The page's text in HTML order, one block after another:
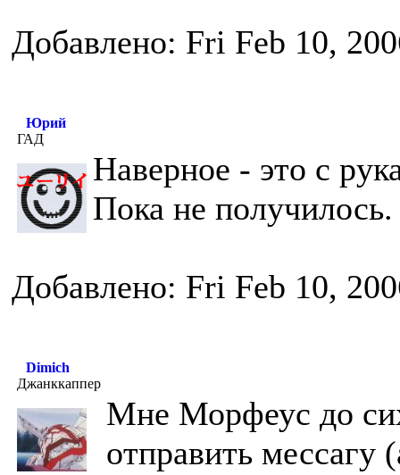
Добавлено: Fri Feb 10,
Юрий
ГАД
Наверное - это с
Пока не
Добавлено: Fri Feb 10,
Dimich
Джанккаппер
Мне Морфеус до
отправить мессагу